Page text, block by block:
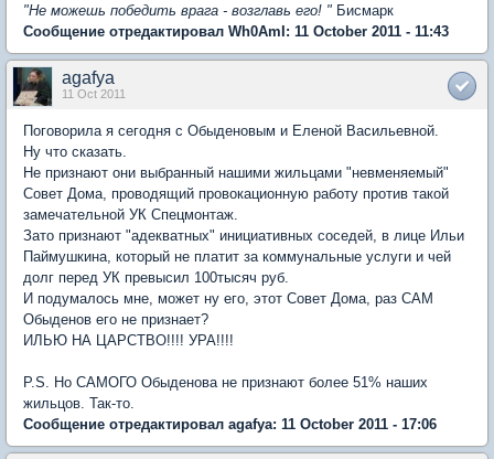
"Не можешь победить врага - возглавь его! " Бисмарк
Сообщение отредактировал Wh0AmI: 11 October 2011 - 11:43
agafya
11 Oct 2011
Поговорила я сегодня с Обыденовым и Еленой Васильевной.
Ну что сказать.
Не признают они выбранный нашими жильцами "невменяемый"
Совет Дома, проводящий провокационную работу против такой
замечательной УК Спецмонтаж.
Зато признают "адекватных" инициативных соседей, в лице Ильи
Паймушкина, который не платит за коммунальные услуги и чей
долг перед УК превысил 100тысяч руб.
И подумалось мне, может ну его, этот Совет Дома, раз САМ
Обыденов его не признает?
ИЛЬЮ НА ЦАРСТВО!!!! УРА!!!!
P.S. Но САМОГО Обыденова не признают более 51% наших
жильцов. Так-то.
Сообщение отредактировал agafya: 11 October 2011 - 17:06